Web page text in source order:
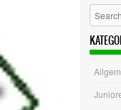
Search